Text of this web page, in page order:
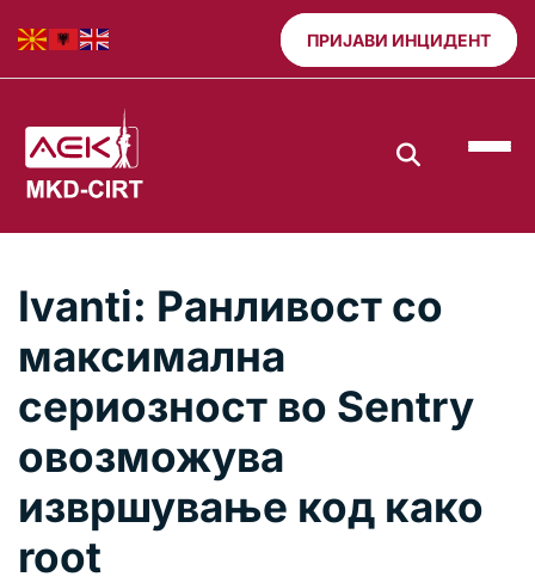
ПРИЈАВИ ИНЦИДЕНТ
Ivanti: Ранливост со
максимална
сериозност во Sentry
овозможува
извршување код како
root